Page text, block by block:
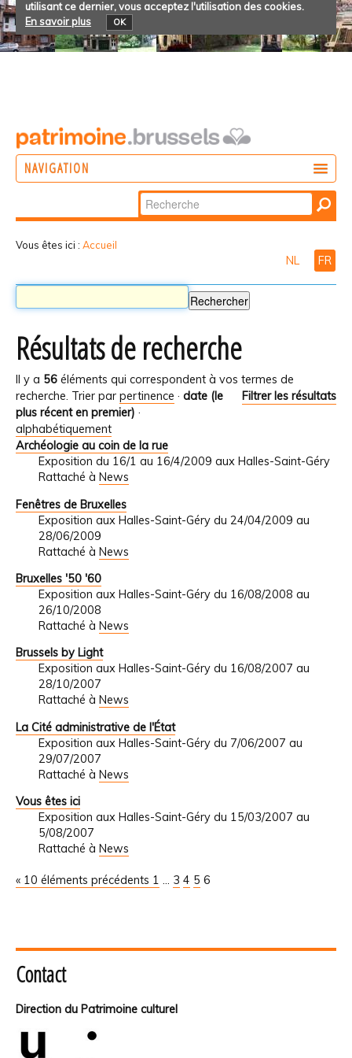
utilisant ce dernier, vous acceptez l'utilisation des cookies.
En savoir plus
OK
NAVIGATION
Chercher par
Recherche
Vous êtes ici : Accueil
NL FR
Résultats de recherche
Il y a 56 éléments qui correspondent à vos termes de
recherche.
Filtrer les résultats
Trier par pertinence · date (le
plus récent en premier) ·
alphabétiquement
Archéologie au coin de la rue
Exposition du 16/1 au 16/4/2009 aux Halles-Saint-Géry
Rattaché à News
Fenêtres de Bruxelles
Exposition aux Halles-Saint-Géry du 24/04/2009 au
28/06/2009
Rattaché à News
Bruxelles '50 '60
Exposition aux Halles-Saint-Géry du 16/08/2008 au
26/10/2008
Rattaché à News
Brussels by Light
Exposition aux Halles-Saint-Géry du 16/08/2007 au
28/10/2007
Rattaché à News
La Cité administrative de l'État
Exposition aux Halles-Saint-Géry du 7/06/2007 au
29/07/2007
Rattaché à News
Vous êtes ici
Exposition aux Halles-Saint-Géry du 15/03/2007 au
5/08/2007
Rattaché à News
« 10 éléments précédents 1 ... 3 4 5 6
Contact
Direction du Patrimoine culturel